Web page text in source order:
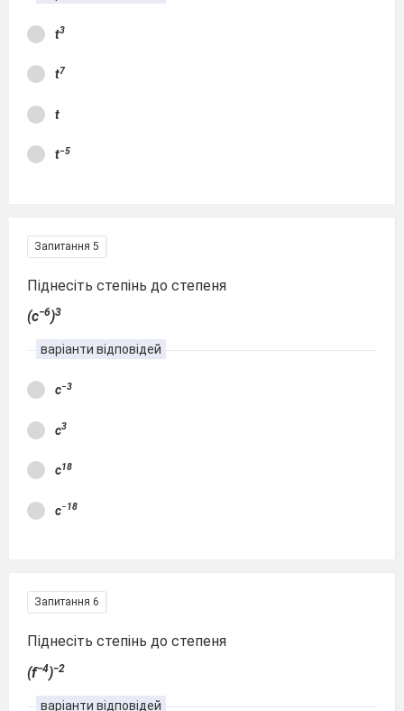
t3
t7
t
t−5
Запитання 5
Піднесіть степінь до степеня
(c−6)3
варіанти відповідей
c−3
c3
c18
c−18
Запитання 6
Піднесіть степінь до степеня
(f−4)−2
варіанти відповідей